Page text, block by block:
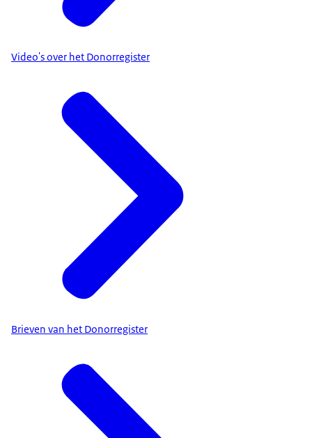
Video's over het Donorregister
Brieven van het Donorregister